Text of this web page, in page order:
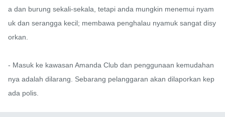
a dan burung sekali-sekala, tetapi anda mungkin menemui nyam
uk dan serangga kecil; membawa penghalau nyamuk sangat disy
orkan.
- Masuk ke kawasan Amanda Club dan penggunaan kemudahan
nya adalah dilarang. Sebarang pelanggaran akan dilaporkan kep
ada polis.